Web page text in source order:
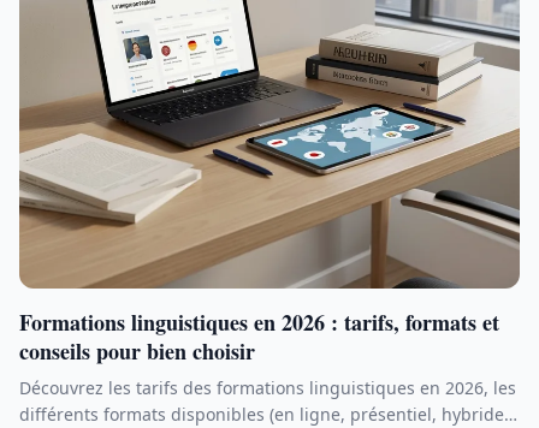
Formations linguistiques en 2026 : tarifs, formats et
conseils pour bien choisir
Découvrez les tarifs des formations linguistiques en 2026, les
différents formats disponibles (en ligne, présentiel, hybride)